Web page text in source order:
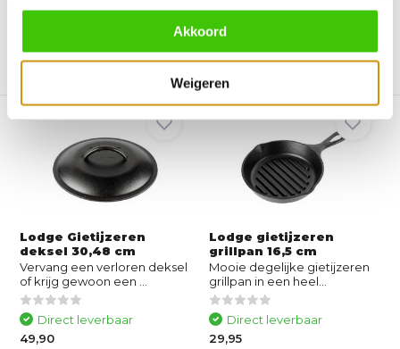
Akkoord
Weigeren
Lodge Gietijzeren
deksel 30,48 cm
Vervang een verloren deksel
of krijg gewoon een ...
Direct leverbaar
49,90
Lodge gietijzeren
grillpan 16,5 cm
Mooie degelijke gietijzeren
grillpan in een heel...
Direct leverbaar
29,95